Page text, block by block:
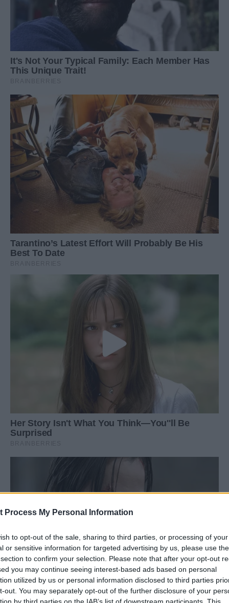
Process My Personal Information
to opt-out of the sale, sharing to third parties, or processing of your
or sensitive information for targeted advertising by us, please use
to confirm your selection. Please note that after your opt-out
you may continue seeing interest-based ads based on personal
utilized by us or personal information disclosed to third parties
out. You may separately opt-out of the further disclosure of your